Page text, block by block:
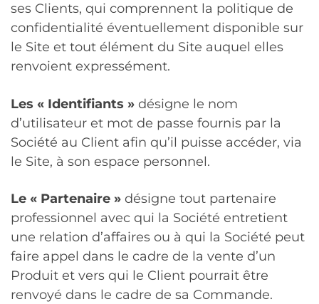
ses Clients, qui comprennent la politique de
confidentialité éventuellement disponible sur
le Site et tout élément du Site auquel elles
renvoient expressément.
Les « Identifiants » désigne le nom
d’utilisateur et mot de passe fournis par la
Société au Client afin qu’il puisse accéder, via
le Site, à son espace personnel.
Le « Partenaire » désigne tout partenaire
professionnel avec qui la Société entretient
une relation d’affaires ou à qui la Société peut
faire appel dans le cadre de la vente d’un
Produit et vers qui le Client pourrait être
renvoyé dans le cadre de sa Commande.